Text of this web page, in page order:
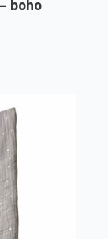
boho